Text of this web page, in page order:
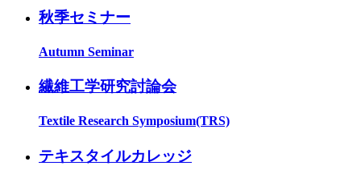
秋季セミナー
Autumn Seminar
繊維工学研究討論会
Textile Research Symposium(TRS)
テキスタイルカレッジ